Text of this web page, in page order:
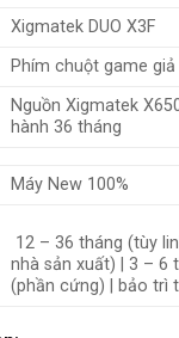
Xigmatek DUO X3F
Phímchuột game
Nguồn Xigmatek
hành 36 tháng
Máy New 100%
12 – 36 tháng (tùy
nhà sản xuất) |3 – 6
(phần cứng) | bảo trì